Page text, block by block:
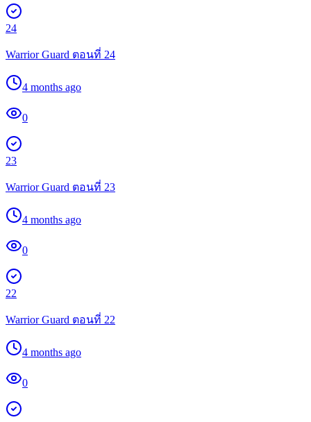
24
Warrior Guard ตอนที่ 24
4 months ago
0
23
Warrior Guard ตอนที่ 23
4 months ago
0
22
Warrior Guard ตอนที่ 22
4 months ago
0